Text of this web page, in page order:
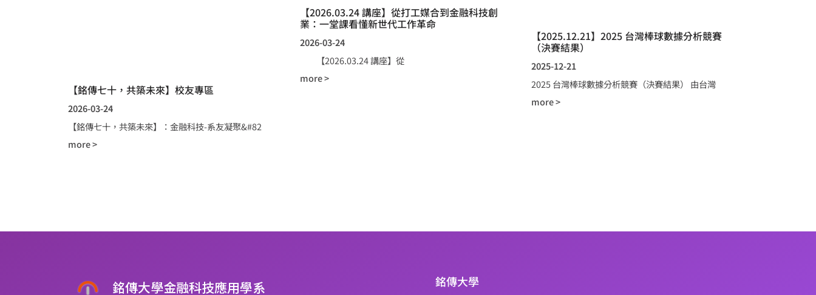
【銘傳七十，共築未來】校友專區
2026-03-24
【銘傳七十，共築未來】：金融科技-系友凝聚&#82
more >
【2026.03.24 講座】從打工媒合到金融科技創
業：一堂課看懂新世代工作革命
2026-03-24
【2026.03.24 講座】從
more >
【2025.12.21】2025 台灣棒球數據分析競賽
（決賽結果）
2025-12-21
2025 台灣棒球數據分析競賽（決賽結果） 由台灣
more >
銘傳大學